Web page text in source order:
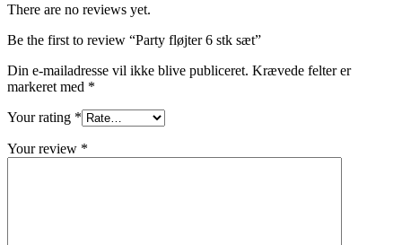
There are no reviews yet.
Be the first to review “Party fløjter 6 stk sæt”
Din e-mailadresse vil ikke blive publiceret. Krævede felter er
markeret med *
Your rating *
Your review *